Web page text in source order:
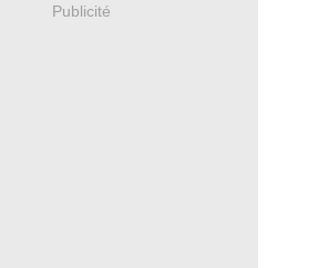
Publicité